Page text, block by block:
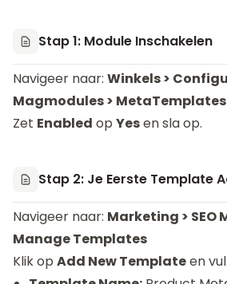
Stap 1: Module Inschakelen
Navigeer naar: Winkels >
Magmodules > MetaTemplates
Zet Enabled op Yesen sla op.
Stap 2: Je Eerste Template
Navigeer naar: Marketing > SEO
Manage Templates
Klik op Add New Templateen